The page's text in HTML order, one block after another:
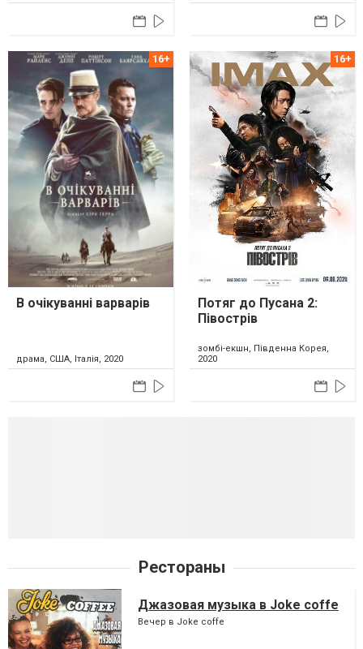
В очікуванні варварів
драма, США, Італія, 2020
Потяг до Пусана 2:
Півострів
зомбі-екшн, Південна Корея,
2020
Рестораны
Джазовая музыка в Joke coffe
Вечер в Joke coffe